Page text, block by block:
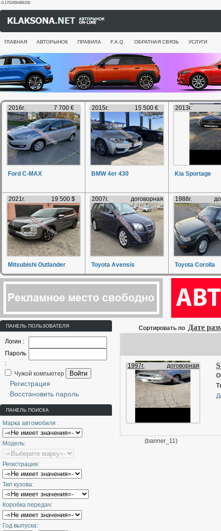
-0.1752450466156
ГЛАВНАЯ АВТОРЫНОК ПРАВИЛА F.A.Q. ОБРАТНАЯ СВЯЗЬ УСЛУГИ
2016г. 7 700 €
Ford C-MAX
2015г. 15 500 €
BMW 4er 430
2013г.
Kia Sportage
2021г. 19 500 $
Mitsubishi Outlander
2007г. договорная
Toyota Avensis
1988г.
Toyota Corolla
ПАНЕЛЬ ПОЛЬЗОВАТЕЛЯ
Логин :
Пароль
:
Чужой компьютер
Войти
Регистрация
Восстановить пароль
ПАНЕЛЬ ПОИСКА
Марка автомобиля :
Модель:
Регистрация:
Тип кузова:
Коробка передач:
Год выпуска:
Сортировать по Дате
1997г. договорная
(banner_11)